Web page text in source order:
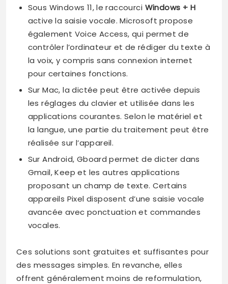
Sous Windows 11, le raccourci Windows + H
active la saisie vocale. Microsoft propose
également Voice Access, qui permet de
contrôler l’ordinateur et de rédiger du texte à
la voix, y compris sans connexion internet
pour certaines fonctions.
Sur Mac, la dictée peut être activée depuis
les réglages du clavier et utilisée dans les
applications courantes. Selon le matériel et
la langue, une partie du traitement peut être
réalisée sur l’appareil.
Sur Android, Gboard permet de dicter dans
Gmail, Keep et les autres applications
proposant un champ de texte. Certains
appareils Pixel disposent d’une saisie vocale
avancée avec ponctuation et commandes
vocales.
Ces solutions sont gratuites et suffisantes pour
des messages simples. En revanche, elles
offrent généralement moins de reformulation,